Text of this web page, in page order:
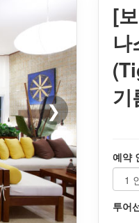
❯
[
기
예약
투어